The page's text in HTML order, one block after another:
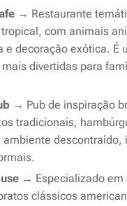
→ Restaurante
com animais
e decoração exótica. É
divertidas para
→ Pub de inspiração
tradicionais,
ambiente descontraído,
→ Especializado em
clássicos